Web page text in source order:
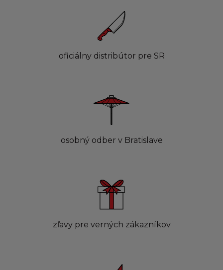
oficiálny distribútor pre SR
osobný odber v Bratislave
zľavy pre verných zákazníkov